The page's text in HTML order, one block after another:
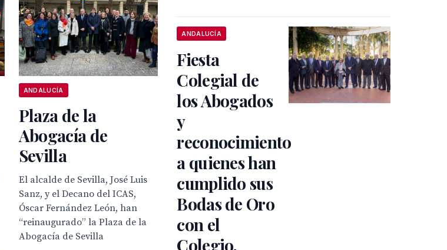
ANDALUCÍA
Plaza de la
Abogacía de
Sevilla
El alcalde de Sevilla, José Luis
Sanz, y el Decano del ICAS,
Óscar Fernández León, han
“reinaugurado” la Plaza de la
Abogacía de Sevilla
ANDALUCÍA
Fiesta
Colegial de
los Abogados
y
reconocimiento
a quienes han
cumplido sus
Bodas de Oro
con el
Colegio.